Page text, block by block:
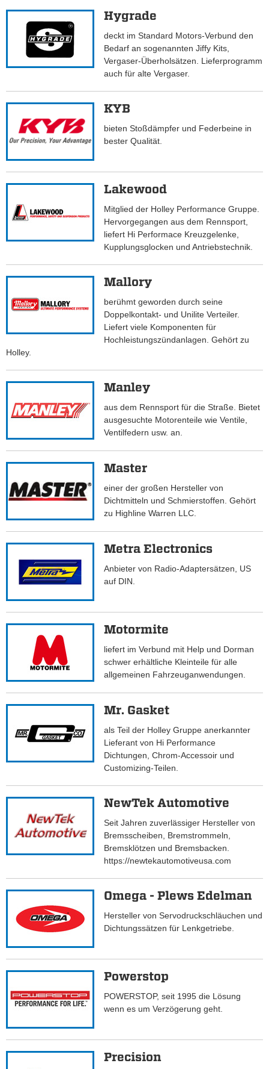
Hygrade
deckt im Standard Motors-Verbund den
Bedarf an sogenannten Jiffy Kits,
Vergaser-Überholsätzen. Lieferprogramm
auch für alte Vergaser.
KYB
bieten Stoßdämpfer und Federbeine in
bester Qualität.
Lakewood
Mitglied der Holley Performance Gruppe.
Hervorgegangen aus dem Rennsport,
liefert Hi Performace Kreuzgelenke,
Kupplungsglocken und Antriebstechnik.
Mallory
berühmt geworden durch seine
Doppelkontakt- und Unilite Verteiler.
Liefert viele Komponenten für
Hochleistungszündanlagen. Gehört zu
Holley.
Manley
aus dem Rennsport für die Straße. Bietet
ausgesuchte Motorenteile wie Ventile,
Ventilfedern usw. an.
Master
einer der großen Hersteller von
Dichtmitteln und Schmierstoffen. Gehört
zu Highline Warren LLC.
Metra Electronics
Anbieter von Radio-Adaptersätzen, US
auf DIN.
Motormite
liefert im Verbund mit Help und Dorman
schwer erhältliche Kleinteile für alle
allgemeinen Fahrzeuganwendungen.
Mr. Gasket
als Teil der Holley Gruppe anerkannter
Lieferant von Hi Performance
Dichtungen, Chrom-Accessoir und
Customizing-Teilen.
NewTek Automotive
Seit Jahren zuverlässiger Hersteller von
Bremsscheiben, Bremstrommeln,
Bremsklötzen und Bremsbacken.
https://newtekautomotiveusa.com
Omega - Plews Edelman
Hersteller von Servodruckschläuchen und
Dichtungssätzen für Lenkgetriebe.
Powerstop
POWERSTOP, seit 1995 die Lösung
wenn es um Verzögerung geht.
Precision